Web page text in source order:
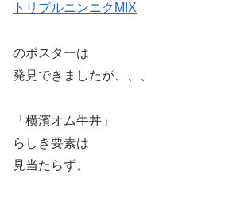
トリプルニンニクMIX
のポスターは
発見できましたが、、、
「横濱オム牛丼」
らしき要素は
見当たらず。